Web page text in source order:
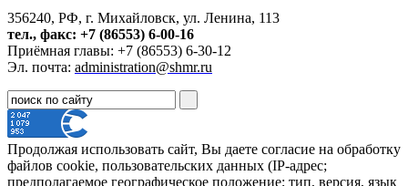
356240, РФ, г. Михайловск, ул. Ленина, 113
тел., факс: +7 (86553) 6-00-16
Приёмная главы: +7 (86553) 6-30-12
Эл. почта: administration@shmr.ru
Продолжая использовать сайт, Вы даете согласие на обработку
файлов cookie, пользовательских данных (IP-адрес;
предполагаемое географическое положение; тип, версия, язык